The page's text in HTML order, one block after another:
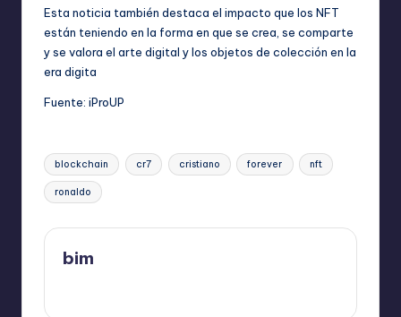
Esta noticia también destaca el impacto que los NFT
están teniendo en la forma en que se crea, se comparte
y se valora el arte digital y los objetos de colección en la
era digita
Fuente: iProUP
Etiquetas:
blockchain cr7 cristiano forever nft
ronaldo
bim